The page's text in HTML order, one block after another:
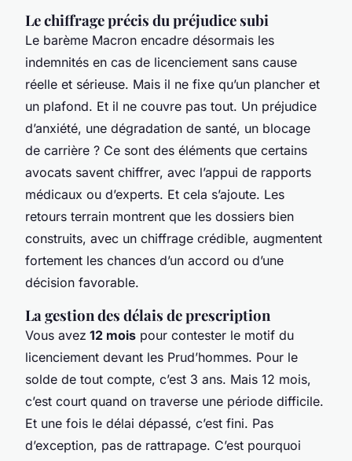
Le chiffrage précis du préjudice subi
Le barème Macron encadre désormais les
indemnités en cas de licenciement sans cause
réelle et sérieuse. Mais il ne fixe qu’un plancher et
un plafond. Et il ne couvre pas tout. Un préjudice
d’anxiété, une dégradation de santé, un blocage
de carrière ? Ce sont des éléments que certains
avocats savent chiffrer, avec l’appui de rapports
médicaux ou d’experts. Et cela s’ajoute. Les
retours terrain montrent que les dossiers bien
construits, avec un chiffrage crédible, augmentent
fortement les chances d’un accord ou d’une
décision favorable.
La gestion des délais de prescription
Vous avez 12 mois pour contester le motif du
licenciement devant les Prud’hommes. Pour le
solde de tout compte, c’est 3 ans. Mais 12 mois,
c’est court quand on traverse une période difficile.
Et une fois le délai dépassé, c’est fini. Pas
d’exception, pas de rattrapage. C’est pourquoi